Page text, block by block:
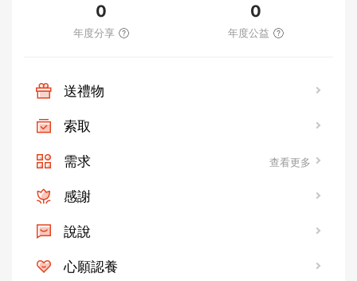
0
年度分享
0
年度公益
送禮物
索取
需求 查看更多
感謝
說說
心願認養